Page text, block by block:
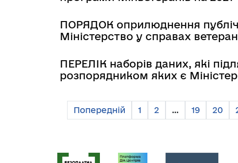
ПОРЯДОК оприлюднення
Міністерство у справах
ПЕРЕЛІК наборів даних, які
розпорядником яких є
Попередній 1 2 … 19 20